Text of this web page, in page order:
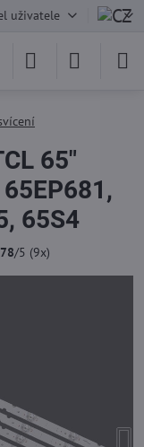
uživatele
65"
65S4
/5 (9x)